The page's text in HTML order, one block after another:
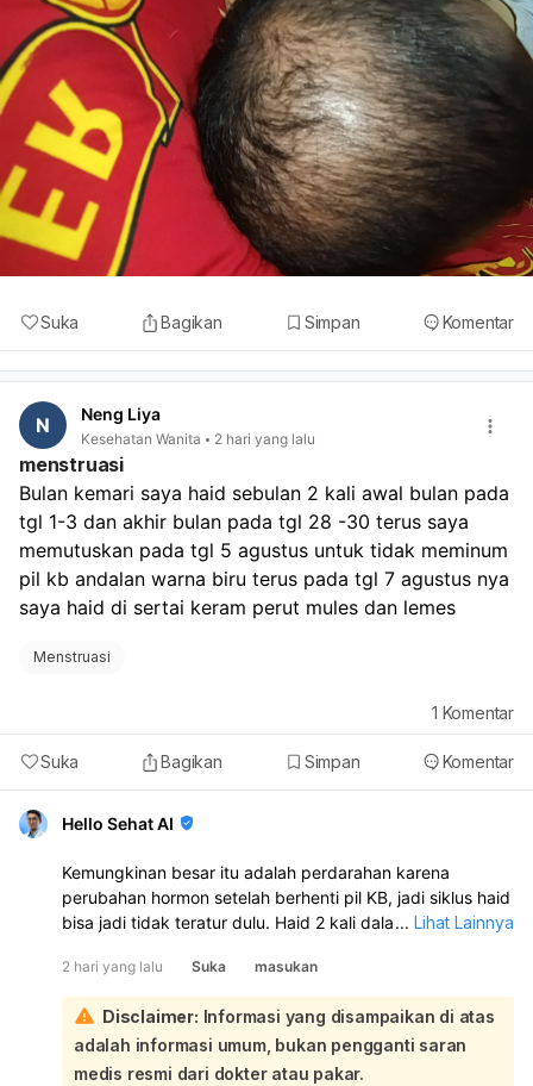
Suka Bagikan Simpan Komentar
N Neng Liya
Kesehatan Wanita 2 hari yang lalu
menstruasi
Bulan kemari saya haid sebulan 2 kali awal bulan pada
tgl 1-3 dan akhir bulan pada tgl 28 -30 terus saya
memutuskan pada tgl 5 agustus untuk tidak meminum
pil kb andalan warna biru terus pada tgl 7 agustus nya
saya haid di sertai keram perut mules dan lemes
Menstruasi
Suka Bagikan Simpan Komentar
1 Komentar
Hello Sehat AI
Kemungkinan besar itu adalah perdarahan karena
perubahan hormon setelah berhenti pil KB, jadi siklus haid
bisa jadi tidak teratur dulu. Haid 2 kali dalam sebulan juga
perdarahannya banyak, nyeri hebat, lemas sekali, atau
berulang terus, sebaiknya periksa ke dokter kandungan:
Karena Anda berhenti minum pil KB pada 5 Agustus, lalu 7
Agustus keluar darah disertai kram, mules, dan lemas, ini
sangat mungkin dipengaruhi oleh perubahan hormon
... Lihat Lainnya
2 hari yang lalu Suka masukan
Disclaimer: Informasi yang disampaikan di atas
adalah informasi umum, bukan pengganti saran
medis resmi dari dokter atau pakar.